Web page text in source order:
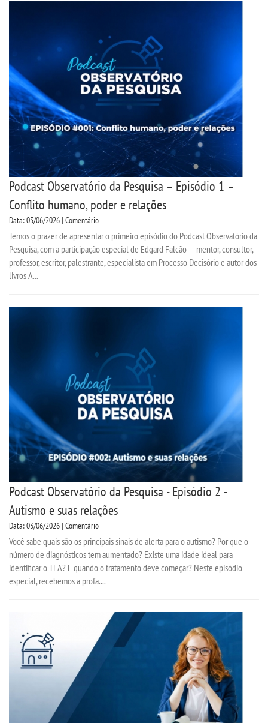
Podcast Observatório da Pesquisa – Episódio 1 –
Conflito humano, poder e relações
Data: 03/06/2026 | Comentário
Temos o prazer de apresentar o primeiro episódio do Podcast Observatório da
Pesquisa, com a participação especial de Edgard Falcão — mentor, consultor,
professor, escritor, palestrante, especialista em Processo Decisório e autor dos
livros A...
Podcast Observatório da Pesquisa - Episódio 2 -
Autismo e suas relações
Data: 03/06/2026 | Comentário
Você sabe quais são os principais sinais de alerta para o autismo? Por que o
número de diagnósticos tem aumentado? Existe uma idade ideal para
identificar o TEA? E quando o tratamento deve começar? Neste episódio
especial, recebemos a profa....